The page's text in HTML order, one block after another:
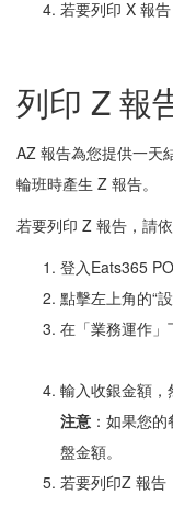
若要列印 X 報
列印 Z 報
AZ 報告為您提供一天
輪班時產生 Z 報告。
若要列印 Z 報告，請
登入Eats365
點擊左上角的“
在「業務運作」
輸入收銀金額，
注意 ：如果您
盤金額。
若要列印Z 報告